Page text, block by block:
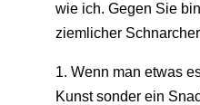
wie ich. Gegen Sie
ziemlicher
1. Wenn man etwas
Kunst sonder ein